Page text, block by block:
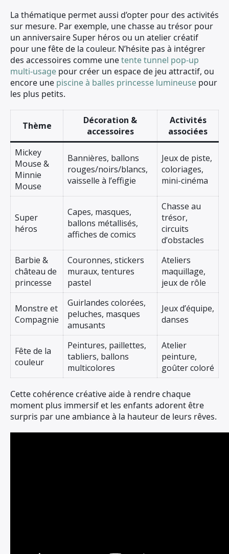
La thématique permet aussi d’opter pour des activités
sur mesure. Par exemple, une chasse au trésor pour
un anniversaire Super héros ou un atelier créatif
pour une fête de la couleur. N’hésite pas à intégrer
des accessoires comme unetente tunnel pop-up
multi-usage pour créer un espace de jeu attractif, ou
encore une piscine à balles princesse lumineuse pour
les plus petits.
Thème
Décoration &
accessoires
Activités
associées
Mickey
Mouse &
Minnie
Mouse
Bannières, ballons
rouges/noirs/blancs,
vaisselle à l’effigie
Jeux de piste,
coloriages,
mini-cinéma
Super
héros
Capes, masques,
ballons métallisés,
affiches de comics
Chasse au
trésor,
circuits
d’obstacles
Barbie &
château de
princesse
Couronnes, stickers
muraux, tentures
pastel
Ateliers
maquillage,
jeux de rôle
Monstre et
Compagnie
Guirlandes colorées,
peluches, masques
amusants
Jeux d’équipe,
danses
Fête de la
couleur
Peintures, paillettes,
tabliers, ballons
multicolores
Atelier
peinture,
goûter coloré
Cette cohérence créative aide à rendre chaque
moment plus immersif et les enfants adorent être
surpris par une ambiance à la hauteur de leurs rêves.